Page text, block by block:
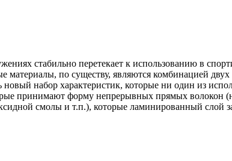
стабильно перетекает к использованию в
материалы, по существу, являются комбинацией
набор характеристик, которые ни один из
принимают форму непрерывных прямых волокон
смолы и т.п.), которые ламинированный слой